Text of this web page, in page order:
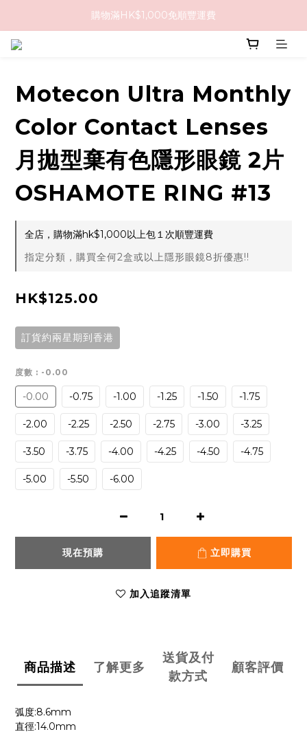
購物滿HK$1,000免順豐運費
購物滿HK$1,000免順豐運費
Motecon Ultra Monthly
Color Contact Lenses
月拋型棄有色隱形眼鏡 2片
OSHAMOTE RING #13
全店，購物滿hk$1,000以上包１次順豐運費
指定分類，購買全何2盒或以上隱形眼鏡8折優惠!!
HK$125.00
訂貨約兩星期到香港
度數 : -0.00
-0.00 -0.75 -1.00 -1.25 -1.50 -1.75
-2.00 -2.25 -2.50 -2.75 -3.00 -3.25
-3.50 -3.75 -4.00 -4.25 -4.50 -4.75
-5.00 -5.50 -6.00
現在預購 立即購買
加入追蹤清單
商品描述 了解更多
送貨及付
款方式
顧客評價
弧度:8.6mm
直徑:14.0mm